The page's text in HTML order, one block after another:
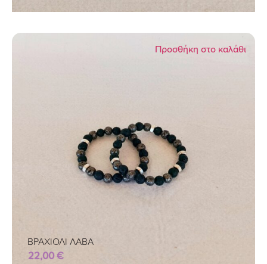
Προσθήκη στο καλάθι
ΒΡΑΧΙΟΛΙ ΛΑΒΑ
22,00€